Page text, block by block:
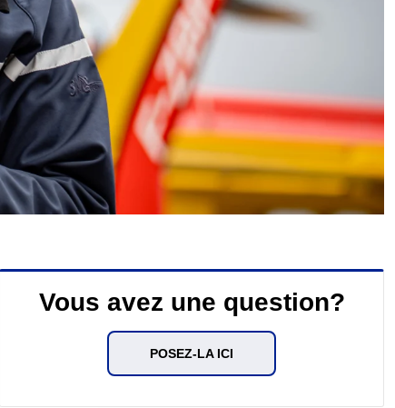
Vous avez une question?
POSEZ-LA ICI